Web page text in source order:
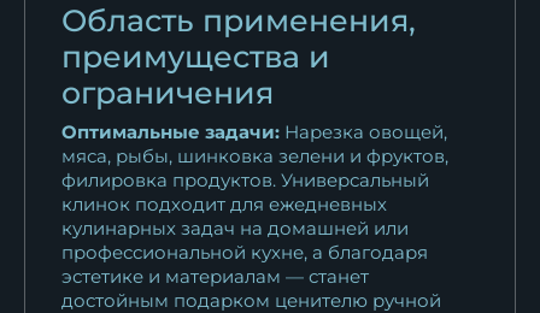
Область применения,
преимущества и
ограничения
Оптимальные задачи: Нарезка овощей,
мяса, рыбы, шинковка зелени и фруктов,
филировка продуктов. Универсальный
клинок подходит для ежедневных
кулинарных задач на домашней или
профессиональной кухне, а благодаря
эстетике и материалам — станет
достойным подарком ценителю ручной